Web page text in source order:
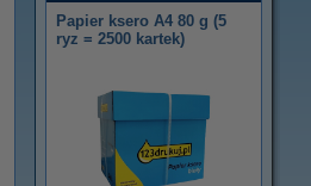
Papier ksero A4 80 g (5
ryz = 2500 kartek)